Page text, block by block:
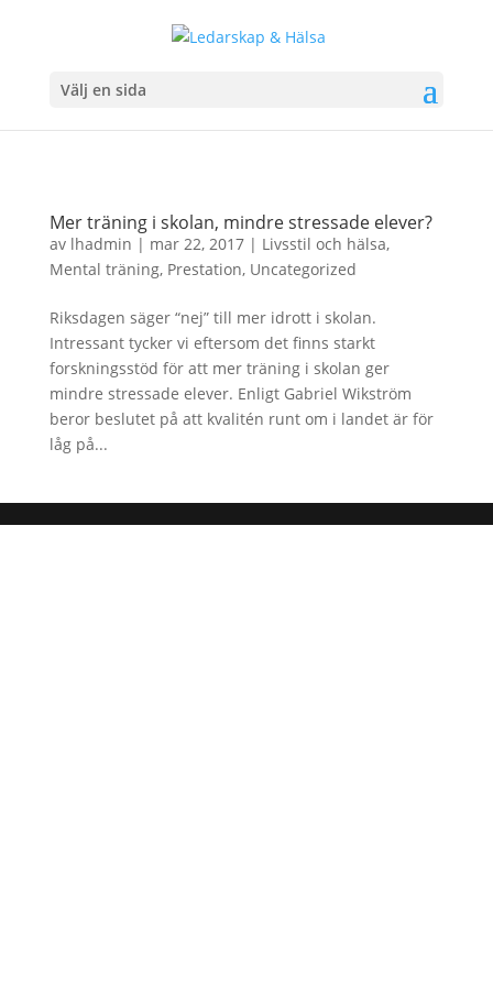
Välj en sida
Mer träning i skolan, mindre stressade elever?
av lhadmin | mar 22, 2017| Livsstil och hälsa,
Mental träning, Prestation, Uncategorized
Riksdagen säger “nej” till mer idrott i skolan.
Intressant tycker vi eftersom det finns starkt
forskningsstöd för att mer träning i skolan ger
mindre stressade elever. Enligt Gabriel Wikström
beror beslutet på att kvalitén runt om i landet är för
låg på...